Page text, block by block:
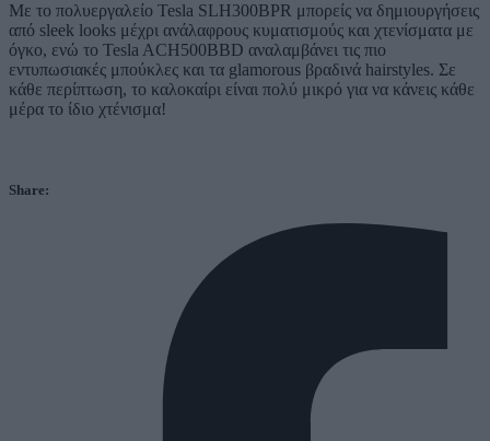
Με το πολυεργαλείο Tesla SLH300BPR μπορείς να δημιουργήσεις
από sleek looks μέχρι ανάλαφρους κυματισμούς και χτενίσματα με
όγκο, ενώ το Tesla ACH500BBD αναλαμβάνει τις πιο
εντυπωσιακές μπούκλες και τα glamorous βραδινά hairstyles. Σε
κάθε περίπτωση, το καλοκαίρι είναι πολύ μικρό για να κάνεις κάθε
μέρα το ίδιο χτένισμα!
Share: